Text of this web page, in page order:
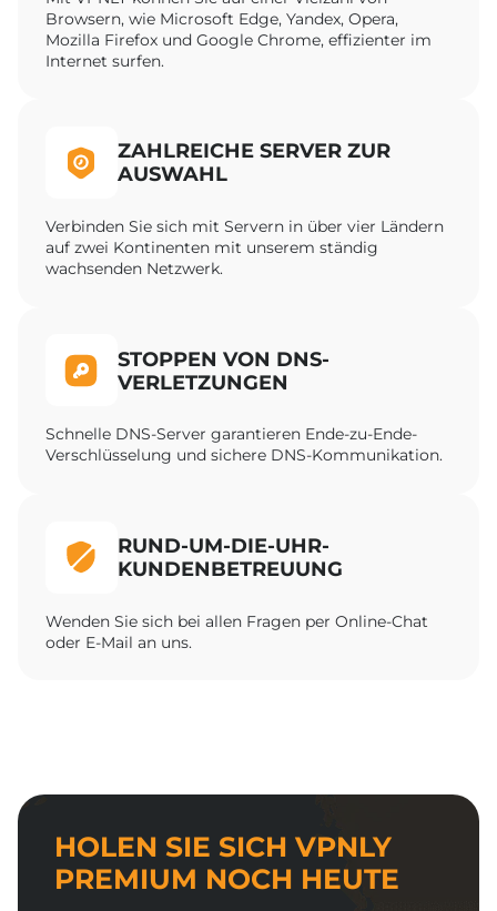
Browsern, wie Microsoft Edge, Yandex, Opera,
Mozilla Firefox und Google Chrome, effizienter im
Internet surfen.
ZAHLREICHE SERVER ZUR
AUSWAHL
Verbinden Sie sich mit Servern in über vier Ländern
auf zwei Kontinenten mit unserem ständig
wachsenden Netzwerk.
STOPPEN VON DNS-
VERLETZUNGEN
Schnelle DNS-Server garantieren Ende-zu-Ende-
Verschlüsselung und sichere DNS-Kommunikation.
RUND-UM-DIE-UHR-
KUNDENBETREUUNG
Wenden Sie sich bei allen Fragen per Online-Chat
oder E-Mail an uns.
HOLEN SIE SICH VPNLY
PREMIUM NOCH HEUTE